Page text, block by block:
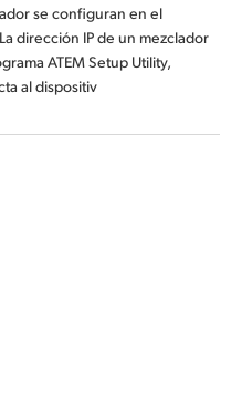
se configuran en el
dirección IP de un mezclador
ATEM Setup Utility,
al dispositiv